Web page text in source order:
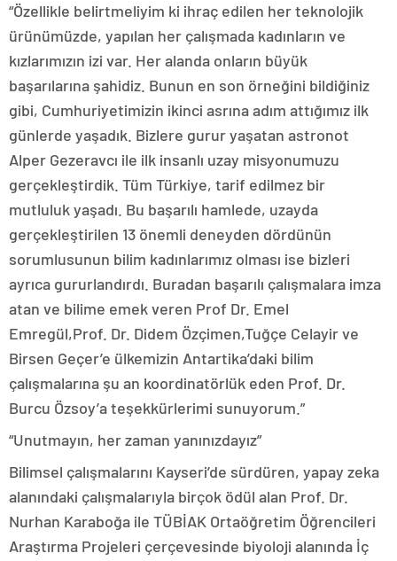
“Özellikle belirtmeliyim ki ihraç edilen her teknolojik
ürünümüzde, yapılan her çalışmada kadınların ve
kızlarımızın izi var. Her alanda onların büyük
başarılarına şahidiz. Bunun en son örneğini bildiğiniz
gibi, Cumhuriyetimizin ikinci asrına adım attığımız ilk
günlerde yaşadık. Bizlere gurur yaşatan astronot
Alper Gezeravcı ile ilk insanlı uzay misyonumuzu
gerçekleştirdik. Tüm Türkiye, tarif edilmez bir
mutluluk yaşadı. Bu başarılı hamlede, uzayda
gerçekleştirilen 13 önemli deneyden dördünün
sorumlusunun bilim kadınlarımız olması ise bizleri
ayrıca gururlandırdı. Buradan başarılı çalışmalara imza
atan ve bilime emek veren Prof Dr. Emel
Emregül,Prof. Dr. Didem Özçimen,Tuğçe Celayir ve
Birsen Geçer’e ülkemizin Antartika’daki bilim
çalışmalarına şu an koordinatörlük eden Prof. Dr.
Burcu Özsoy’a teşekkürlerimi sunuyorum.”
“Unutmayın, her zaman yanınızdayız”
Bilimsel çalışmalarını Kayseri’de sürdüren, yapay zeka
alanındaki çalışmalarıyla birçok ödül alan Prof. Dr.
Nurhan Karaboğa ile TÜBİAK Ortaöğretim Öğrencileri
Araştırma Projeleri çerçevesinde biyoloji alanında İç